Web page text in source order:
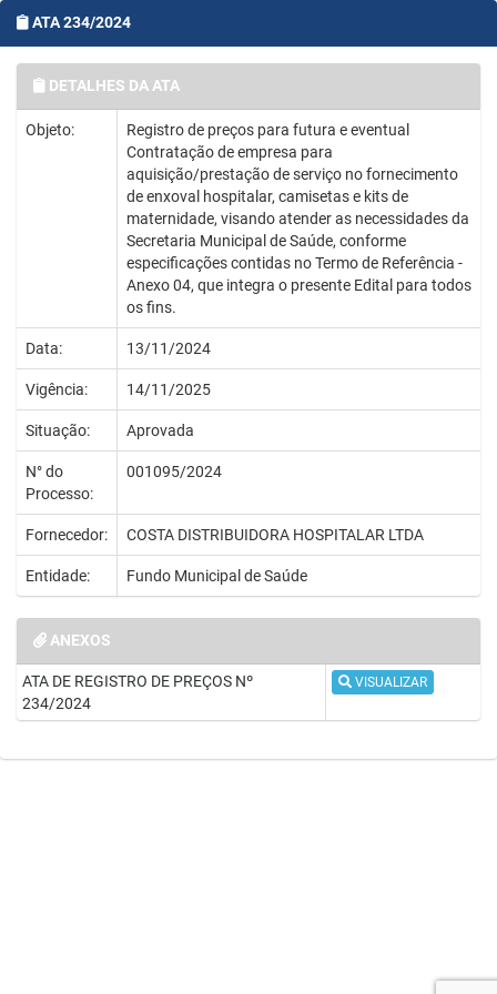
ATA 234/2024
DETALHES DA ATA
Objeto:
Registro de preços para futura e eventual
Contratação de empresa para
aquisição/prestação de serviço no fornecimento
de enxoval hospitalar, camisetas e kits de
maternidade, visando atender as necessidades da
Secretaria Municipal de Saúde, conforme
especificações contidas no Termo de Referência -
Anexo 04, que integra o presente Edital para todos
os fins.
Data: 13/11/2024
Vigência: 14/11/2025
Situação: Aprovada
N° do
Processo:
001095/2024
Fornecedor: COSTA DISTRIBUIDORA HOSPITALAR LTDA
Entidade: Fundo Municipal de Saúde
ANEXOS
ATA DE REGISTRO DE PREÇOS Nº
234/2024
VISUALIZAR